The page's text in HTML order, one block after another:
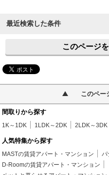
最近検索した条件
このページ
このペー
間取りから探す
1K～1DK 1LDK～2DK 2LDK～3DK
人気特集から探す
MASTの賃貸アパート・マンション
パ
D-Roomの賃貸アパート・マンション